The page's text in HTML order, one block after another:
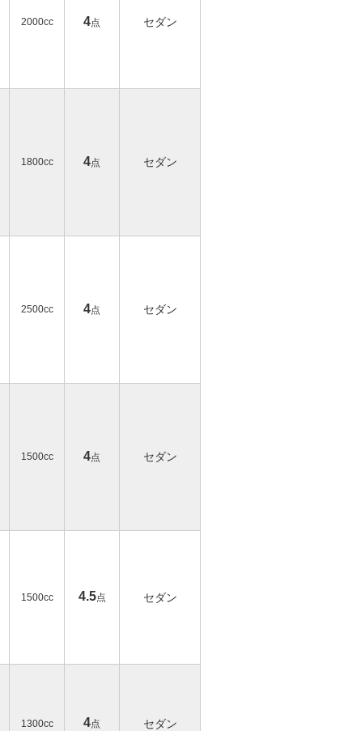
2000cc 4点 セダン
1800cc 4点 セダン
2500cc 4点 セダン
1500cc 4点 セダン
1500cc 4.5点 セダン
1300cc 4点 セダン